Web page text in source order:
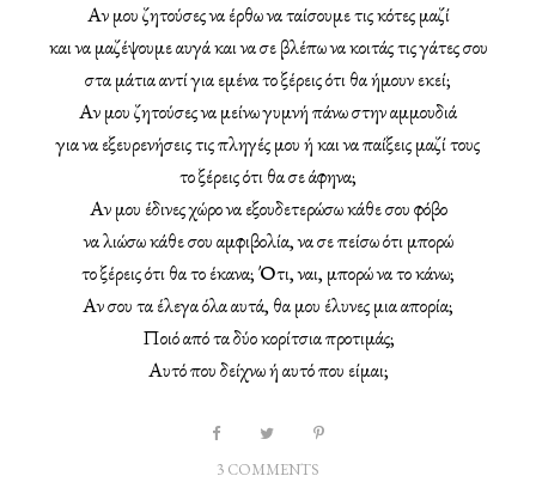
Αν μου ζητούσες να έρθω να ταίσουμε τις κότες μαζί
και να μαζέψουμε αυγά και να σε βλέπω να κοιτάς τις γάτες σου
στα μάτια αντί για εμένα το ξέρεις ότι θα ήμουν εκεί;
Αν μου ζητούσες να μείνω γυμνή πάνω στην αμμουδιά
για να εξευρενήσεις τις πληγές μου ή και να παίξεις μαζί τους
το ξέρεις ότι θα σε άφηνα;
Αν μου έδινες χώρο να εξουδετερώσω κάθε σου φόβο
να λιώσω κάθε σου αμφιβολία, να σε πείσω ότι μπορώ
το ξέρεις ότι θα το έκανα; Ότι, ναι, μπορώ να το κάνω;
Αν σου τα έλεγα όλα αυτά, θα μου έλυνες μια απορία;
Ποιό από τα δύο κορίτσια προτιμάς;
Αυτό που δείχνω ή αυτό που είμαι;
3 COMMENTS